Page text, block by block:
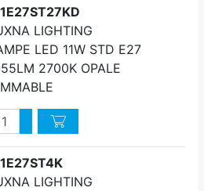
LIGHTING
LED 11W STD E27
2700K OPALE
Augmenter quantité
Diminuer quantité
LIGHTING